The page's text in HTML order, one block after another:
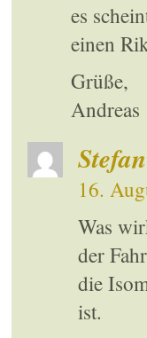
es
einen
Grüße,
Andreas
Stefan
16.
Was
der
die
ist.